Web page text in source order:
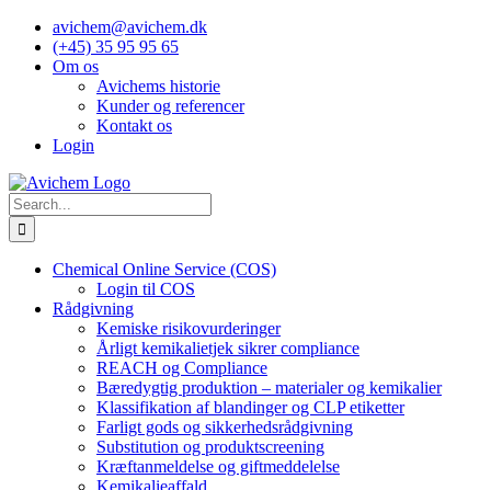
Skip
content
avichem@avichem.dk
(+45) 35 95 95 65
Om os
Avichems historie
Kunder og referencer
Kontakt os
Login
Search
for:
Chemical Online Service (COS)
Login til COS
Rådgivning
Kemiske risikovurderinger
Årligt kemikalietjek sikrer compliance
REACH og Compliance
Bæredygtig produktion – materialer og kemikalier
Klassifikation af blandinger og CLP etiketter
Farligt gods og sikkerhedsrådgivning
Substitution og produktscreening
Kræftanmeldelse og giftmeddelelse
Kemikalieaffald